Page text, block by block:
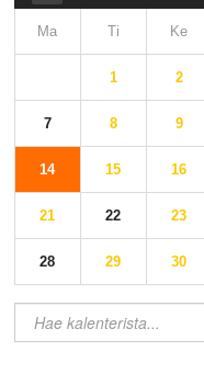
Ma Ti Ke
1 2
7 8 9
14 15 16
21 22 23
28 29 30